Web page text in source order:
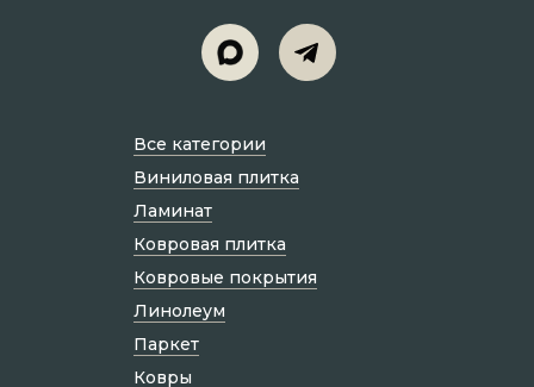
Все категории
Виниловая плитка
Ламинат
Ковровая плитка
Ковровые покрытия
Линолеум
Паркет
Ковры